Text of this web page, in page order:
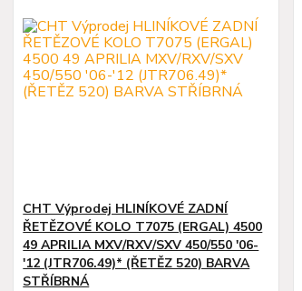
CHT Výprodej HLINÍKOVÉ ZADNÍ
ŘETĚZOVÉ KOLO T7075 (ERGAL) 4500
49 APRILIA MXV/RXV/SXV 450/550 '06-
'12 (JTR706.49)* (ŘETĚZ 520) BARVA
STŘÍBRNÁ